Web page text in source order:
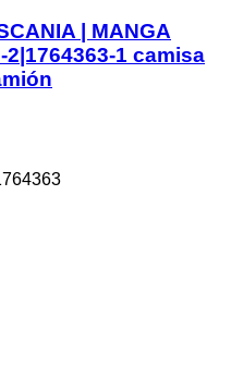
| MANGA
2|1764363-1 camisa